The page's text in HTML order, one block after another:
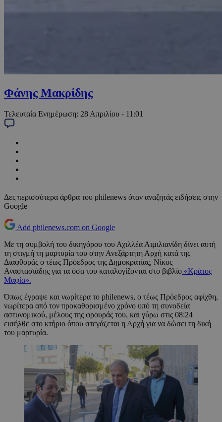
Φάνης Μακρίδης
Τελευταία Ενημέρωση: 28 Απριλίου - 11:01
Δες περισσότερα άρθρα του philenews όταν αναζητάς ειδήσεις στην
Google
Add philenews.com on Google
Με τη συμβολή του δικηγόρου του Αχιλλέα Αιμιλιανίδη δίνει αυτή
τη στιγμή τη μαρτυρία του στην Ανεξάρτητη Αρχή κατά της
Διαφθοράς ο τέως Πρόεδρος της Δημοκρατίας, Νίκος
Αναστασιάδης για τα όσα του καταλογίζονται στο βιβλίο «Κράτος
Μαφία».
Όπως έγραψε και νωρίτερα το philenews, ο τέως Πρόεδρος αφίχθη,
νωρίτερα από τον προκαθορισμένο χρόνο υπό τη συνοδεία
αστυνομικού, μέλους της φρουράς του, και γύρω στις 08:24
εισήλθε στο κτήριο όπου στεγάζεται η Αρχή για να δώσει τη δική
του μαρτυρία.